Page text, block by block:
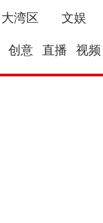
大湾区 文娱
创意 直播 视频